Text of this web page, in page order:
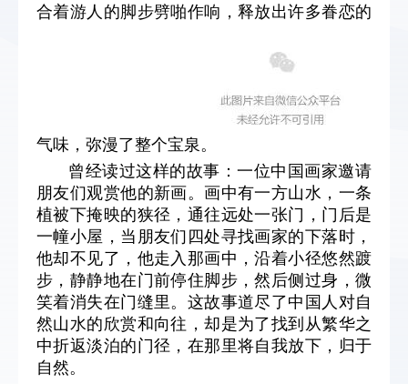
合着游人的脚步劈啪作响，释放出许多眷恋的
气味，弥漫了整个宝泉。
曾经读过这样的故事：一位中国画家邀请
朋友们观赏他的新画。画中有一方山水，一条
植被下掩映的狭径，通往远处一张门，门后是
一幢小屋，当朋友们四处寻找画家的下落时，
他却不见了，他走入那画中，沿着小径悠然踱
步，静静地在门前停住脚步，然后侧过身，微
笑着消失在门缝里。这故事道尽了中国人对自
然山水的欣赏和向往，却是为了找到从繁华之
中折返淡泊的门径，在那里将自我放下，归于
自然。